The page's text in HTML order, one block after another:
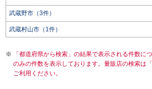
武蔵野市（3件）
武蔵村山市（1件）
「都道府県から検索」の結果で表示される件数に
のみの件数を表示しております。量販店の検索は
ご利用ください。